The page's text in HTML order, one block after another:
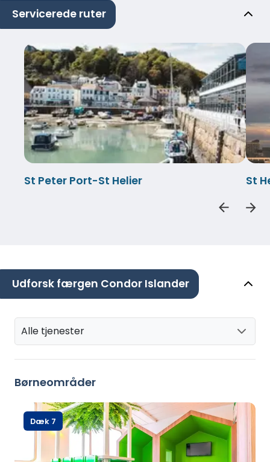
Servicerede ruter
St Peter Port-St Helier St
Udforsk færgen Condor Islander
Alle tjenester
Børneområder
Dæk 7